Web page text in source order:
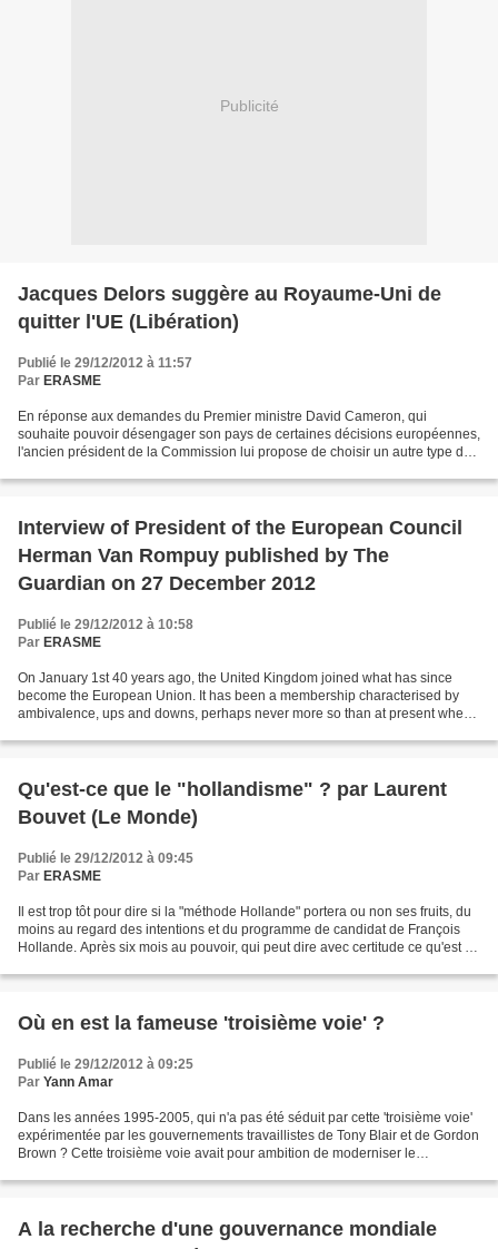
Publicité
Jacques Delors suggère au Royaume-Uni de
quitter l'UE (Libération)
Publié le 29/12/2012 à 11:57
Par ERASME
En réponse aux demandes du Premier ministre David Cameron, qui
souhaite pouvoir désengager son pays de certaines décisions européennes,
l'ancien président de la Commission lui propose de choisir un autre type de
Interview of President of the European Council
Herman Van Rompuy published by The
Guardian on 27 December 2012
Publié le 29/12/2012 à 10:58
Par ERASME
On January 1st 40 years ago, the United Kingdom joined what has since
become the European Union. It has been a membership characterised by
ambivalence, ups and downs, perhaps never more so than at present when
Qu'est-ce que le "hollandisme" ? par Laurent
Bouvet (Le Monde)
Publié le 29/12/2012 à 09:45
Par ERASME
Il est trop tôt pour dire si la "méthode Hollande" portera ou non ses fruits, du
moins au regard des intentions et du programme de candidat de François
Hollande. Après six mois au pouvoir, qui peut dire avec certitude ce qu'est le
Où en est la fameuse 'troisième voie' ?
Publié le 29/12/2012 à 09:25
Par Yann Amar
Dans les années 1995-2005, qui n'a pas été séduit par cette 'troisième voie'
expérimentée par les gouvernements travaillistes de Tony Blair et de Gordon
Brown ? Cette troisième voie avait pour ambition de moderniser le
A la recherche d'une gouvernance mondiale